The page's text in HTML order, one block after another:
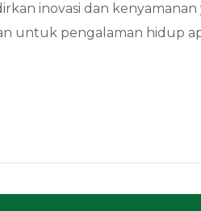
inovasi dan
untuk pengalaman hidup